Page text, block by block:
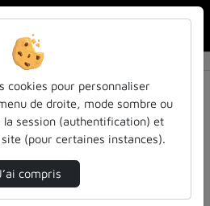
en retirer) :
Français
autre
cookies pour personnaliser
de droite, mode sombre ou
session (authentification) et
(pour certaines instances).
compris